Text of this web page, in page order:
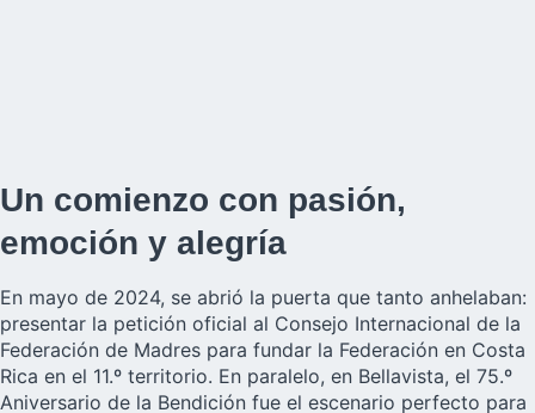
Un comienzo con pasión,
emoción y alegría
En mayo de 2024, se abrió la puerta que tanto anhelaban:
presentar la petición oficial al Consejo Internacional de la
Federación de Madres para fundar la Federación en Costa
Rica en el 11.º territorio. En paralelo, en Bellavista, el 75.º
Aniversario de la Bendición fue el escenario perfecto para